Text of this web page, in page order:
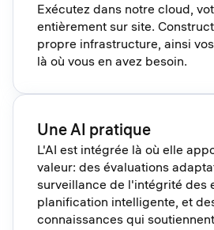
Exécutez dans notre cloud,
entièrement sur site.
propre infrastructure, ainsi
là où vous en avez besoin.
Une AI pratique
L'AI est intégrée là où elle
valeur: des évaluations
surveillance de l'intégrité des
planification intelligente, et
connaissances qui